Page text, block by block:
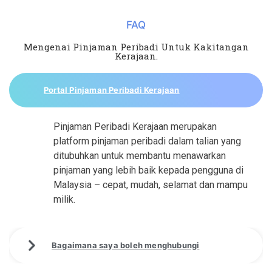
FAQ
Mengenai Pinjaman Peribadi Untuk Kakitangan
Kerajaan.
Portal Pinjaman Peribadi Kerajaan
Pinjaman Peribadi Kerajaan merupakan
platform pinjaman peribadi dalam talian yang
ditubuhkan untuk membantu menawarkan
pinjaman yang lebih baik kepada pengguna di
Malaysia – cepat, mudah, selamat dan mampu
milik.
Bagaimana saya boleh menghubungi